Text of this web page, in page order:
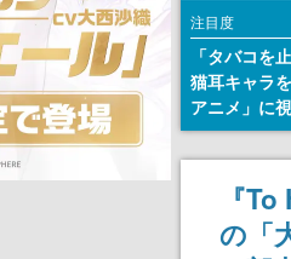
注目度
「タバコを
猫耳キャラ
アニメ」に
から批判意
の使用と思
含めて、
『
の「